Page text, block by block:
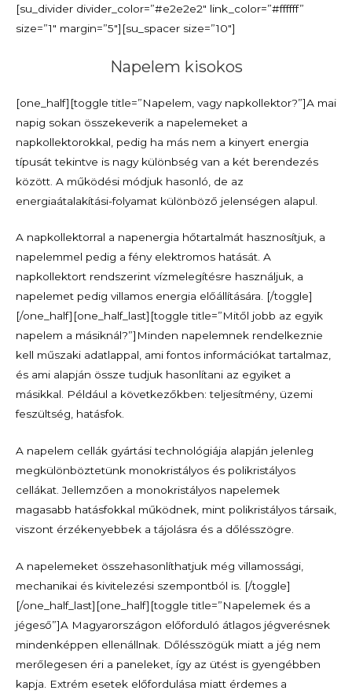
[su_divider divider_color=”#e2e2e2″ link_color=”#ffffff”
size=”1″ margin=”5″][su_spacer size=”10″]
Napelem kisokos
[one_half][toggle title=”Napelem, vagy napkollektor?”]A mai
napig sokan összekeverik a napelemeket a
napkollektorokkal, pedig ha más nem a kinyert energia
típusát tekintve is nagy különbség van a két berendezés
között. A működési módjuk hasonló, de az
energiaátalakítási-folyamat különböző jelenségen alapul.
A napkollektorral a napenergia hőtartalmát hasznosítjuk, a
napelemmel pedig a fény elektromos hatását. A
napkollektort rendszerint vízmelegítésre használjuk, a
napelemet pedig villamos energia előállítására. [/toggle]
[/one_half][one_half_last][toggle title=”Mitől jobb az egyik
napelem a másiknál?”]Minden napelemnek rendelkeznie
kell műszaki adatlappal, ami fontos információkat tartalmaz,
és ami alapján össze tudjuk hasonlítani az egyiket a
másikkal. Például a következőkben: teljesítmény, üzemi
feszültség, hatásfok.
A napelem cellák gyártási technológiája alapján jelenleg
megkülönböztetünk monokristályos és polikristályos
cellákat. Jellemzően a monokristályos napelemek
magasabb hatásfokkal működnek, mint polikristályos társaik,
viszont érzékenyebbek a tájolásra és a dőlésszögre.
A napelemeket összehasonlíthatjuk még villamossági,
mechanikai és kivitelezési szempontból is. [/toggle]
[/one_half_last][one_half][toggle title=”Napelemek és a
jégeső”]A Magyarországon előforduló átlagos jégverésnek
mindenképpen ellenállnak. Dőlésszögük miatt a jég nem
merőlegesen éri a paneleket, így az ütést is gyengébben
kapja. Extrém esetek előfordulása miatt érdemes a